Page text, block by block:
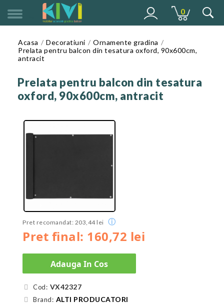
0
Acasa Decoratiuni
Ornamente gradina
Prelata pentru balcon din tesatura oxford, 90x600cm,
antracit
Prelata pentru balcon din tesatura
oxford, 90x600cm, antracit
Pret final: 160,72 lei
Pret recomandat: 203,44 lei ⓘ
Adauga In Cos
Cod: VX42327
Brand: ALTI PRODUCATORI